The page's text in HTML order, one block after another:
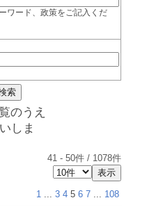
ワード、政策をご記入くだ
のうえ
しま
41 - 50件 / 1078件
1 ... 3 4 5 6 7 ... 108